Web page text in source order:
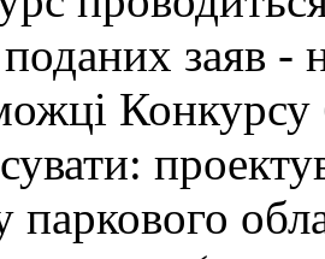
поданих заяв
Конкурсу
паркового